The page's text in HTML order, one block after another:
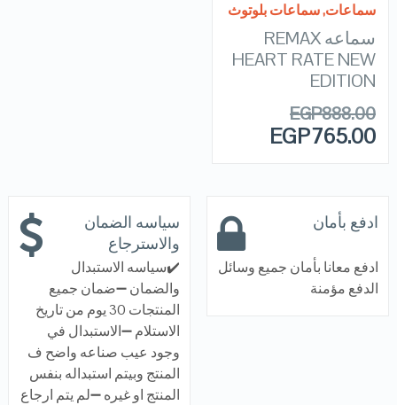
سماعات,سماعات بلوتوث
سماعه REMAX
HEART RATE NEW
EDITION
EGP888.00
EGP765.00
ادفع بأمان
ادفع معانا بأمان جميع وسائل
الدفع مؤمنة
سياسه الضمان
والاسترجاع
✔️سياسه الاستبدال
والضمان ➖ضمان جميع
المنتجات 30 يوم من تاريخ
الاستلام ➖الاستبدال في
وجود عيب صناعه واضح ف
المنتج وبيتم استبداله بنفس
المنتج او غيره ➖لم يتم ارجاع